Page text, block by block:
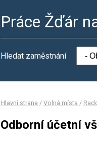
Práce Žďár
Hledat zaměstnání
Hlavní strana / Volná místa /
Odborní účetní